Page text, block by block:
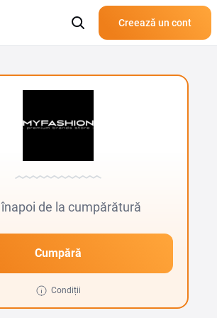
Creează un cont
înapoi de la cumpărătură
Cumpără
Condiții